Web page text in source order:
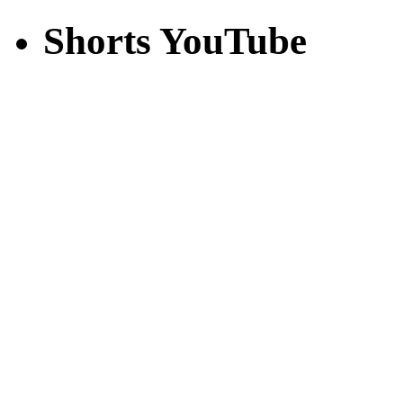
Shorts YouTube